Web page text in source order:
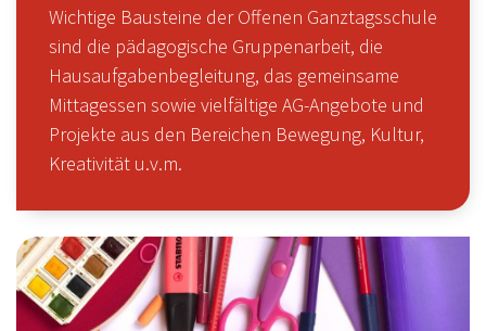
Wichtige Bausteine der Offenen Ganztagsschule
sind die pädagogische Gruppenarbeit, die
Hausaufgabenbegleitung, das gemeinsame
Mittagessen sowie vielfältige AG-Angebote und
Projekte aus den Bereichen Bewegung, Kultur,
Kreativität u.v.m.